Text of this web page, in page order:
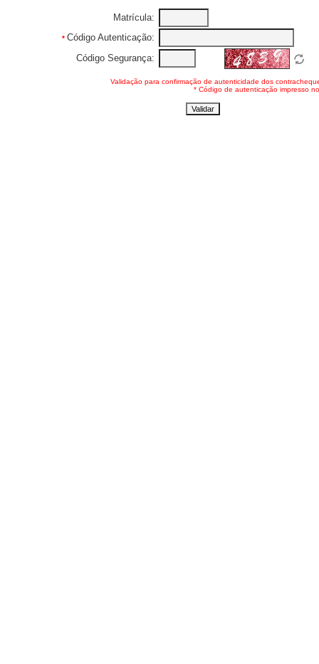
Matrícula:
* Código Autenticação:
Código Segurança:
Validação para confirmação de autenticidade dos
* Código de autenticação impresso